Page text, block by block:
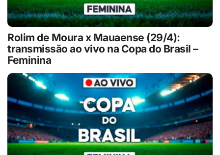
Rolim de Moura x Mauaense (29/4):
transmissão ao vivo na Copa do Brasil –
Feminina